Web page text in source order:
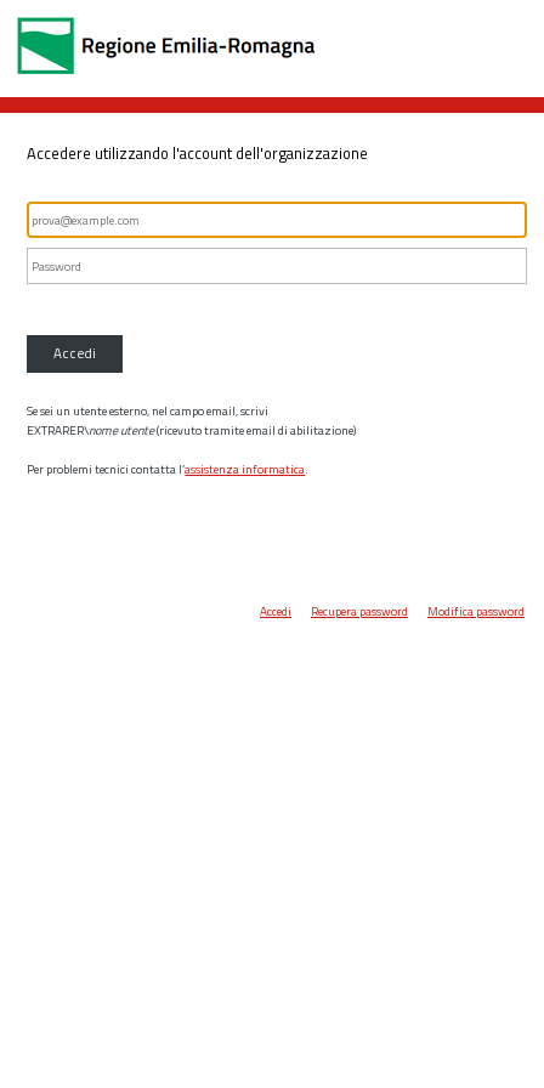
Accedere utilizzando l'account dell'organizzazione
Accedi
Se sei un utente esterno, nel campo email, scrivi
EXTRARER\nome utente(ricevuto tramite email di abilitazione)
Per problemi tecnici contatta l’assistenza informatica.
Accedi Recupera password Modifica password